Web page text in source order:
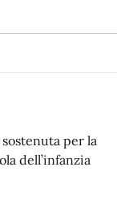
per la
dell’infanzia